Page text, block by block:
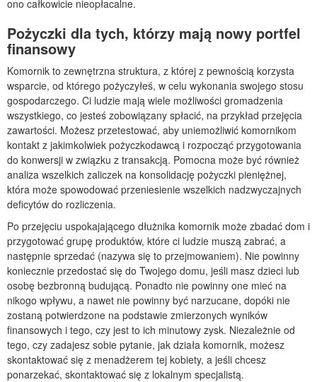
ono całkowicie nieopłacalne.
Pożyczki dla tych, którzy mają nowy portfel
finansowy
Komornik to zewnętrzna struktura, z której z pewnością korzysta
wsparcie, od którego pożyczyłeś, w celu wykonania swojego stosu
gospodarczego. Ci ludzie mają wiele możliwości gromadzenia
wszystkiego, co jesteś zobowiązany spłacić, na przykład przejęcia
zawartości. Możesz przetestować, aby uniemożliwić komornikom
kontakt z jakimkolwiek pożyczkodawcą i rozpocząć przygotowania
do konwersji w związku z transakcją. Pomocna może być również
analiza wszelkich zaliczek na konsolidację pożyczki pieniężnej,
która może spowodować przeniesienie wszelkich nadzwyczajnych
deficytów do rozliczenia.
Po przejęciu uspokajającego dłużnika komornik może zbadać dom i
przygotować grupę produktów, które ci ludzie muszą zabrać, a
następnie sprzedać (nazywa się to przejmowaniem). Nie powinny
koniecznie przedostać się do Twojego domu, jeśli masz dzieci lub
osobę bezbronną budującą. Ponadto nie powinny one mieć na
nikogo wpływu, a nawet nie powinny być narzucane, dopóki nie
zostaną potwierdzone na podstawie zmierzonych wyników
finansowych i tego, czy jest to ich minutowy zysk. Niezależnie od
tego, czy zadajesz sobie pytanie, jak działa komornik, możesz
skontaktować się z menadżerem tej kobiety, a jeśli chcesz
ponarzekać, skontaktować się z lokalnym specjalistą.